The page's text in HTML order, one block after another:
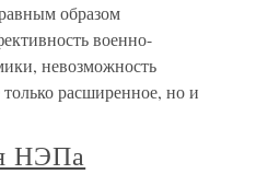
образом
военно-
невозможность
расширенное, но и
НЭПа